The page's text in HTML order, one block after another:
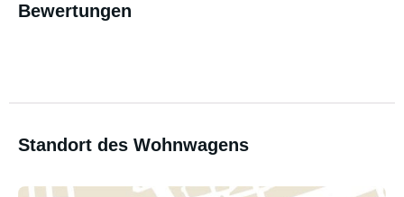
Bewertungen
Standort des Wohnwagens